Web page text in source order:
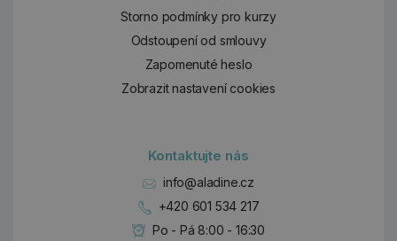
Storno podmínky pro kurzy
Odstoupení od smlouvy
Zapomenuté heslo
Zobrazit nastavení cookies
Kontaktujte nás
info@aladine.cz
+420 601 534 217
Po - Pá 8:00 - 16:30